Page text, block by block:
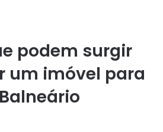
podem surgir
um imóvel para